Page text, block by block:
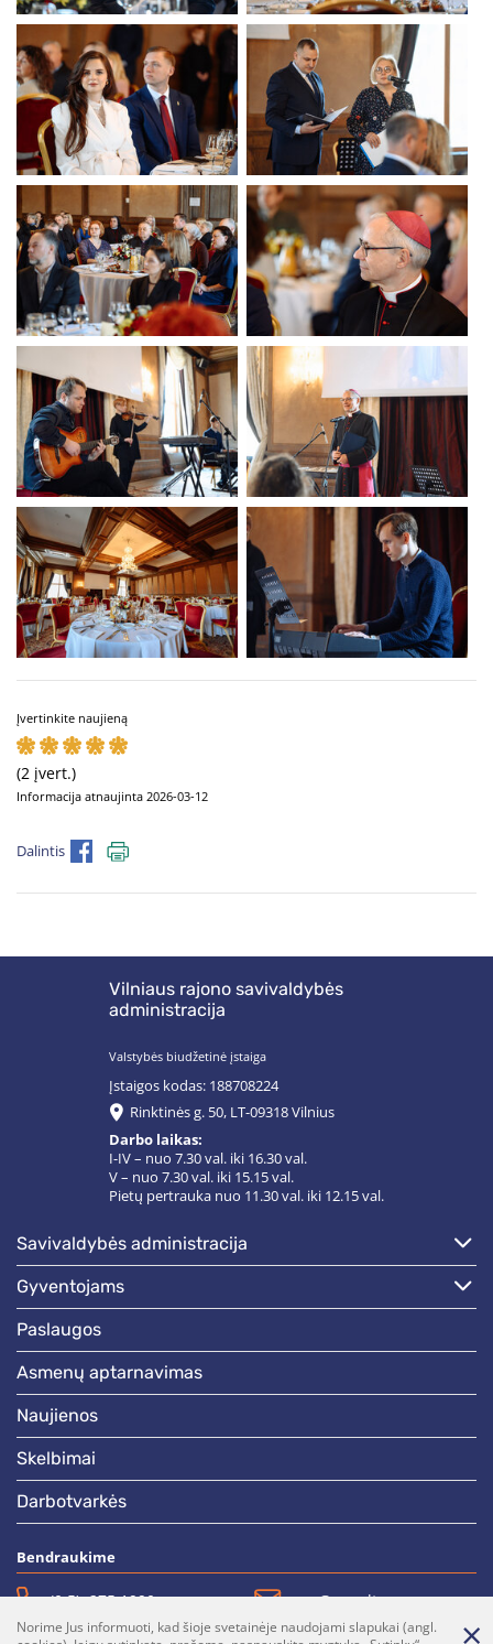
Įvertinkite naujieną
(2 įvert.)
Informacija atnaujinta 2026-03-12
Dalintis
Vilniaus rajono savivaldybės
administracija
Valstybės biudžetinė įstaiga
Įstaigos kodas: 188708224
Rinktinės g. 50, LT-09318 Vilnius
Darbo laikas:
I-IV – nuo 7.30 val. iki 16.30 val.
V – nuo 7.30 val. iki 15.15 val.
Pietų pertrauka nuo 11.30 val. iki 12.15 val.
savivaldybės administracija
gyventojams
paslaugos
asmenų aptarnavimas
naujienos
skelbimai
darbotvarkės
Bendraukime
(0 5)  275 1990 vrsa@vrsa.lt
Norime Jus informuoti, kad šioje svetainėje naudojami slapukai (angl.